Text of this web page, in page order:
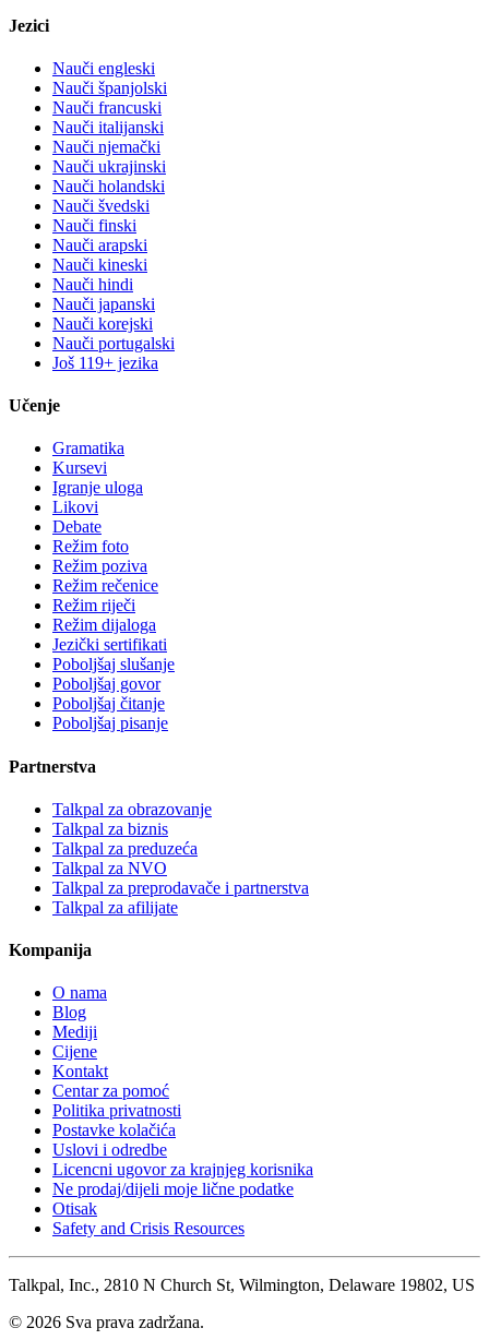
Jezici
Nauči engleski
Nauči španjolski
Nauči francuski
Nauči italijanski
Nauči njemački
Nauči ukrajinski
Nauči holandski
Nauči švedski
Nauči finski
Nauči arapski
Nauči kineski
Nauči hindi
Nauči japanski
Nauči korejski
Nauči portugalski
Još 119+ jezika
Učenje
Gramatika
Kursevi
Igranje uloga
Likovi
Debate
Režim foto
Režim poziva
Režim rečenice
Režim riječi
Režim dijaloga
Jezički sertifikati
Poboljšaj slušanje
Poboljšaj govor
Poboljšaj čitanje
Poboljšaj pisanje
Partnerstva
Talkpal za obrazovanje
Talkpal za biznis
Talkpal za preduzeća
Talkpal za NVO
Talkpal za preprodavače i partnerstva
Talkpal za afilijate
Kompanija
O nama
Blog
Mediji
Cijene
Kontakt
Centar za pomoć
Politika privatnosti
Postavke kolačića
Uslovi i odredbe
Licencni ugovor za krajnjeg korisnika
Ne prodaj/dijeli moje lične podatke
Otisak
Safety and Crisis Resources
Talkpal, Inc., 2810 N Church St, Wilmington, Delaware 19802, US
© 2026 Sva prava zadržana.